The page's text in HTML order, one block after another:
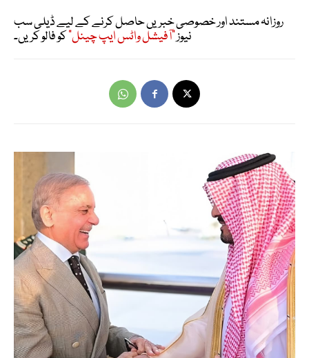
روزانہ مستند اور خصوصی خبریں حاصل کرنے کے لیے ڈیلی سب
نیوز"آفیشل واٹس ایپ چینل"کو فالو کریں۔